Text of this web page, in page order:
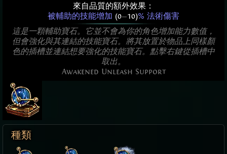
來自品質的額外效果：
被輔助的技能增加 (0—10)% 法術傷害
這是一顆輔助寶石。它並不會為你的角色增加能力數值，
但會強化與其連結的技能寶石。將其放置於物品上同樣顏
色的插槽並連結想要強化的技能寶石。點擊右鍵從插槽中
取出。
Awakened Unleash Support
種類